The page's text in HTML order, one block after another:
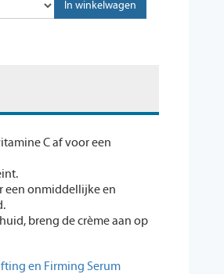
C af voor een
een onmiddellijke en
breng de crème aan op
en Firming Serum